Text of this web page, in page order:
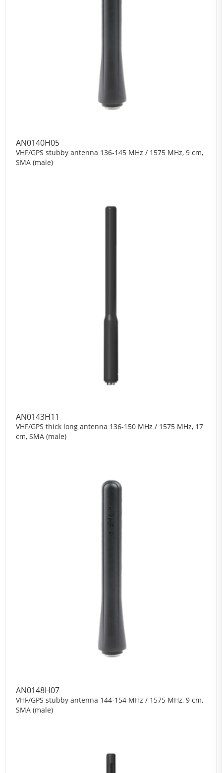
AN0140H05
VHF/GPS stubby antenna 136-145 MHz / 1575 MHz, 9 cm,
SMA (male)
AN0143H11
VHF/GPS thick long antenna 136-150 MHz / 1575 MHz, 17
cm, SMA (male)
AN0148H07
VHF/GPS stubby antenna 144-154 MHz / 1575 MHz, 9 cm,
SMA (male)